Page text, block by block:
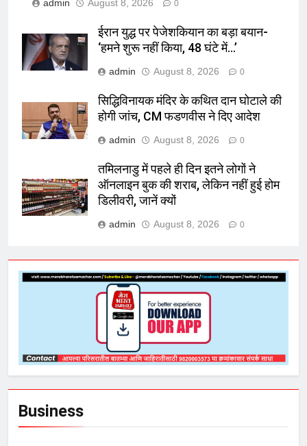
admin August 8, 2026 0
ईरान युद्ध पर पेजेशकियान का बड़ा बयान-
‘हमने शुरू नहीं किया, 48 घंटे में…’
admin August 8, 2026 0
सिद्धिविनायक मंदिर के कथित दान घोटाले की
होगी जांच, CM फडणवीस ने दिए आदेश
admin August 8, 2026 0
तमिलनाडु में पहले ही दिन इतने लोगों ने
ऑनलाइन बुक की शराब, लेकिन नहीं हुई होम
डिलीवरी, जानें क्यों
admin August 8, 2026 0
Business